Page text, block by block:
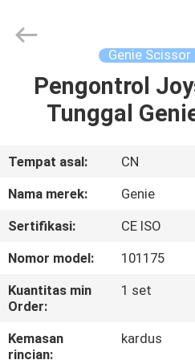
RUMAH
VIDEO
TENTANG
KAMI
TUR
PABRIK
Rights
Genie
Pengontrol
Tunggal
Tempat asal:
CN
Nama merek:
Genie
Sertifikasi:
CE ISO
Nomor model:
101175
Kuantitas min
Order:
1 set
Kemasan
rincian:
kardus